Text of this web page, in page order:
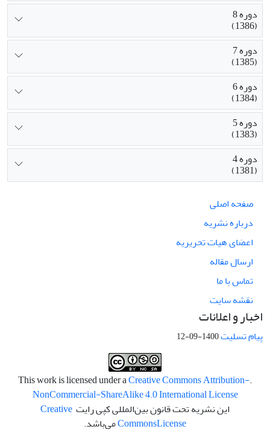
دوره 8
(1386)
دوره 7
(1385)
دوره 6
(1384)
دوره 5
(1383)
دوره 4
(1381)
صفحه اصلی
درباره نشریه
اعضای هیات تحریریه
ارسال مقاله
تماس با ما
نقشه سایت
اخبار و اعلانات
پیام تسلیت1400-09-12
.This work is licensed under a
Creative Commons Attribution-
NonCommercial-ShareAlike 4.0 International License
این نشریه تحت قانون بین‌المللی کپی رایت Creative
CommonsLicense می‌باشد.